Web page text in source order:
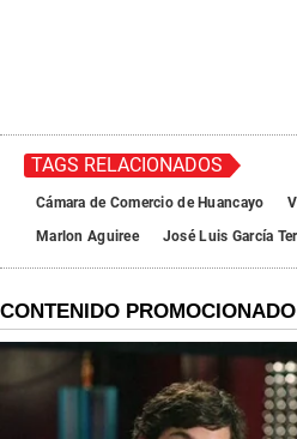
TAGS RELACIONADOS
Cámara de Comercio de Huancayo
Marlon Aguiree
José Luis García